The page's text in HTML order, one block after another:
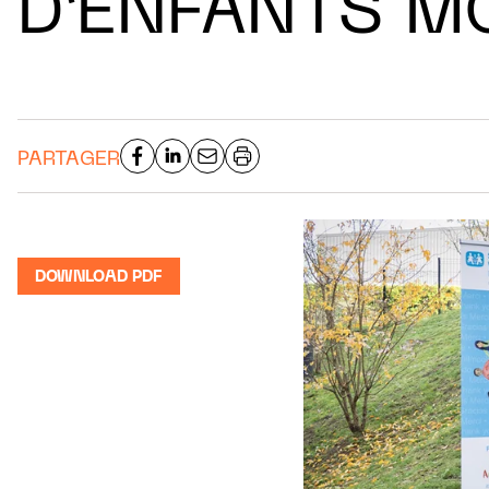
D’ENFANTS
PARTAGER
DOWNLOAD PDF